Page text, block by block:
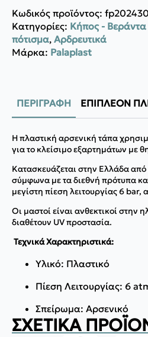
Κωδικός προϊόντος:
Κατηγορίες: Κήπος -
πότισμα, Αρδρευτικά
Μάρκα: Palaplast
ΠΕΡΙΓΡΑΦΉ ΕΠΙΠΛΈΟΝ
Η πλαστική αρσενική τάπα
για το κλείσιμο εξαρτημάτων με
Κατασκευάζεται στην Ελλάδα
σύμφωνα με τα διεθνή πρότυπα
μεγίστη πίεση λειτουργίας 6
Οι μαστοί είναι ανθεκτικοί στην
διαθέτουν UV προστασία.
Τεχνικά Χαρακτηριστικά:
Υλικό: Πλαστικό
Πίεση Λειτουργίας: 6
Σπείρωμα: Αρσενικό
ΣΧΕΤΙΚΆ